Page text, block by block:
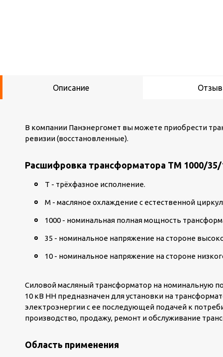
Описание
В компании Панэнергомет вы можете приобрести
ревизии (восстановленные).
Расшифровка трансформатора ТМ 1000/35/
Т - трёхфазное исполнение.
М - масляное охлаждение с естественной
1000 - номинальная полная мощность
35 - номинальное напряжение на стороне
10 - номинальное напряжение на стороне
Силовой масляный трансформатор на номинальную
10 кВ НН предназначен для установки на
электроэнергии с ее последующей подачей к
производство, продажу, ремонт и обслуживание
Область применения